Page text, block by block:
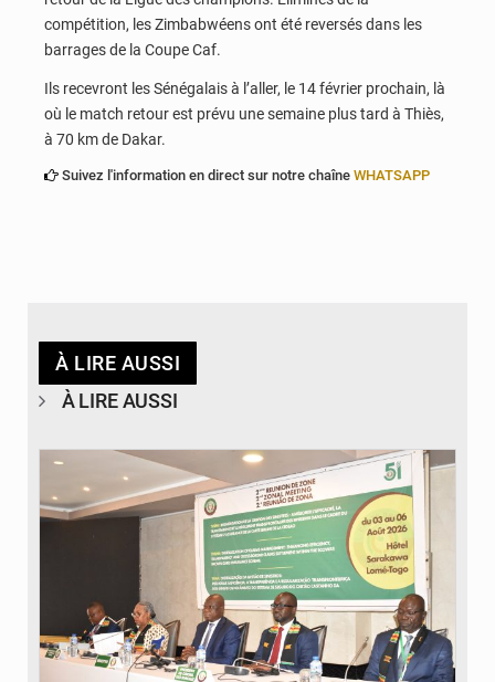
compétition, les Zimbabwéens ont été reversés dans les
barrages de la Coupe Caf.
Ils recevront les Sénégalais à l’aller, le 14 février prochain, là
où le match retour est prévu une semaine plus tard à Thiès,
à 70 km de Dakar.
Suivez l'information en direct sur notre chaîne WHATSAPP
À LIRE AUSSI
À LIRE AUSSI